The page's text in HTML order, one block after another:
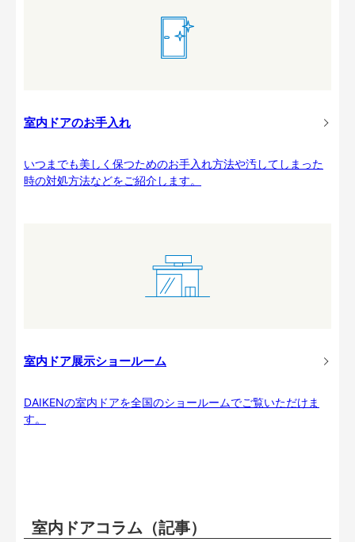
室内ドアのお手入れ
いつまでも美しく保つためのお手入れ方法や汚してしまった
時の対処方法などをご紹介します。
室内ドア展示ショールーム
DAIKENの室内ドアを全国のショールームでご覧いただけま
す。
室内ドアコラム（記事）